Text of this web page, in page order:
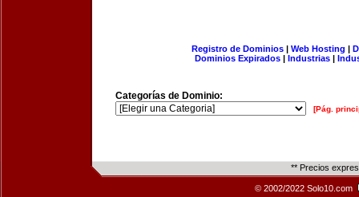
Registro de Dominios| Web Hosting |
Dominios Expirados | Industrias |
Categorías de Dominio:
[Pág.
** Precios
© 2002/2022 Solo10.com